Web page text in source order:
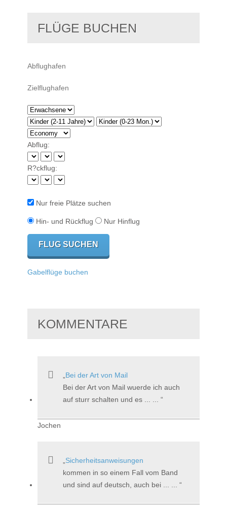
FLÜGE BUCHEN
Abflug:
R?ckflug:
Nur freie Plätze suchen
Hin- und Rückflug Nur Hinflug
Gabelflüge buchen
KOMMENTARE
Bei der Art von Mail
Bei der Art von Mail wuerde ich auch
auf sturr schalten und es ... ...
Jochen
Sicherheitsanweisungen
kommen in so einem Fall vom Band
und sind auf deutsch, auch bei ... ...